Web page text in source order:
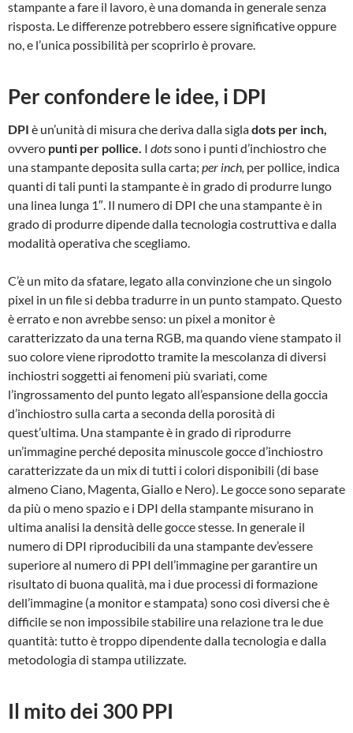
stampante a fare il lavoro, è una domanda in generale senza
risposta. Le differenze potrebbero essere significative oppure
no, e l’unica possibilità per scoprirlo è provare.
Per confondere le idee, i DPI
DPI è un’unità di misura che deriva dalla sigladots per inch,
ovvero punti per pollice. I dotssono i punti d’inchiostro che
una stampante deposita sulla carta; per inch, per pollice, indica
quanti di tali punti la stampante è in grado di produrre lungo
una linea lunga 1″. Il numero di DPI che una stampante è in
grado di produrre dipende dalla tecnologia costruttiva e dalla
modalità operativa che scegliamo.
C’è un mito da sfatare, legato alla convinzione che un singolo
pixel in un file si debba tradurre in un punto stampato. Questo
è errato e non avrebbe senso: un pixel a monitor è
caratterizzato da una terna RGB, ma quando viene stampato il
suo colore viene riprodotto tramite la mescolanza di diversi
inchiostri soggetti ai fenomeni più svariati, come
l’ingrossamento del punto legato all’espansione della goccia
d’inchiostro sulla carta a seconda della porosità di
quest’ultima. Una stampante è in grado di riprodurre
un’immagine perché deposita minuscole gocce d’inchiostro
caratterizzate da un mix di tutti i colori disponibili (di base
almeno Ciano, Magenta, Giallo e Nero). Le gocce sono separate
da più o meno spazio e i DPI della stampante misurano in
ultima analisi la densità delle gocce stesse. In generale il
numero di DPI riproducibili da una stampante dev’essere
superiore al numero di PPI dell’immagine per garantire un
risultato di buona qualità, ma i due processi di formazione
dell’immagine (a monitor e stampata) sono così diversi che è
difficile se non impossibile stabilire una relazione tra le due
quantità: tutto è troppo dipendente dalla tecnologia e dalla
metodologia di stampa utilizzate.
Il mito dei 300 PPI